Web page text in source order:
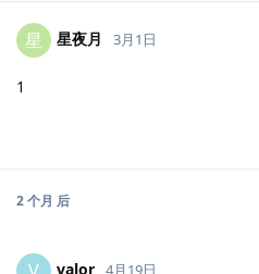
星 星夜月 3月1日
1
2 个月 后
valor 4月19日